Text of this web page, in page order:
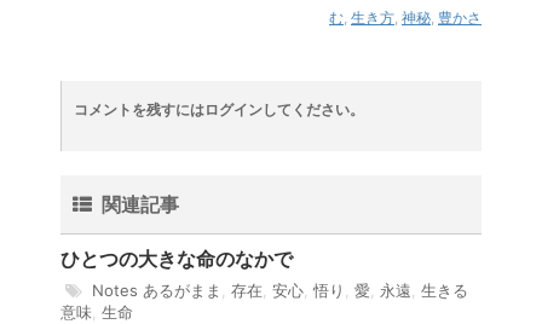
む, 生き方, 神秘, 豊かさ
コメントを残すにはログインしてください。
関連記事
ひとつの大きな命のなかで
Notes あるがまま 存在 安心 悟り 愛 永遠 生きる
意味 生命